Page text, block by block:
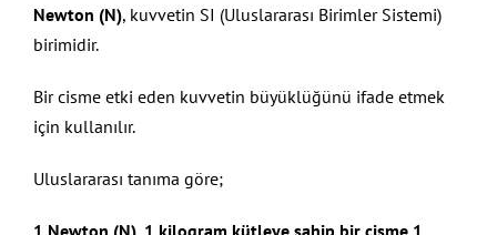
Newton (N), kuvvetin SI (Uluslararası Birimler Sistemi)
birimidir.
Bir cisme etki eden kuvvetin büyüklüğünü ifade etmek
için kullanılır.
Uluslararası tanıma göre;